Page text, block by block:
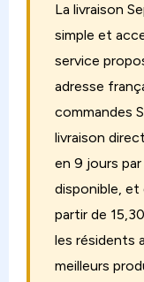
La livraison
simple et
service
adresse
commandes
livraison
en 9 jours
disponible,
partir de
les résidents
meilleurs